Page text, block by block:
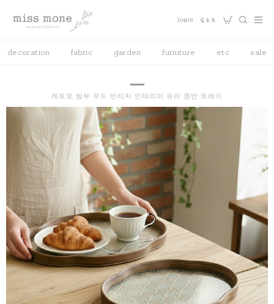
decoration fabric garden furniture etc sale
레트로 밤부 우드 빈티지 인테리어 유리 쟁반 트레이